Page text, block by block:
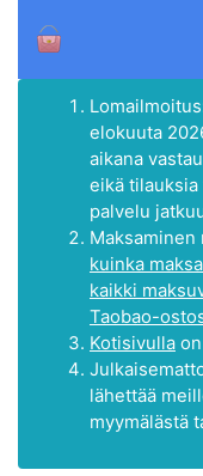
elokuuta
aikana
eikä tilauksia
palvelu
kuinka
kaikki
Taobao-
Kotisivulla
lähettää
myymälästä